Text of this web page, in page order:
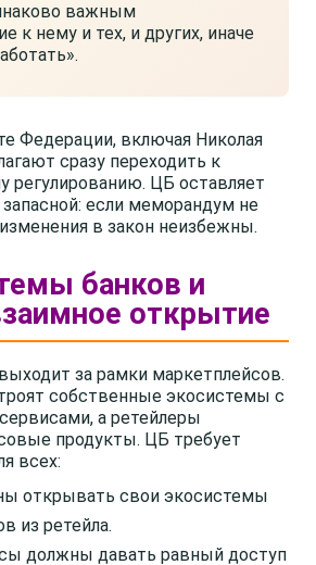
важным
к нему и тех, и других, иначе
Федерации, включая Николая
сразу переходить к
регулированию. ЦБ оставляет
если меморандум не
в закон неизбежны.
банков и
открытие
за рамки маркетплейсов.
собственные экосистемы с
а ретейлеры
продукты. ЦБ требует
всех:
открывать свои экосистемы
из ретейла.
должны давать равный доступ